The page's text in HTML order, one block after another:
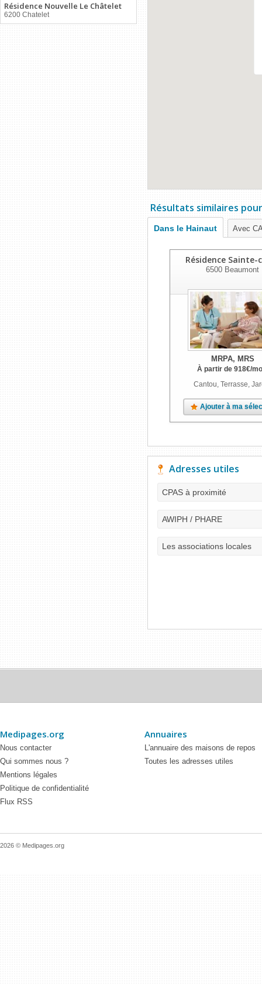
Résidence Nouvelle Le Châtelet
6200 Chatelet
Résultats similaires
Dans le Hainaut Avec
Résidence Sainte-
6500 Beaumont
MRPA, MRS
À partir de 918€/
Cantou, Terrasse,
Ajouter à ma
Adresses utiles
CPAS à proximité
AWIPH / PHARE
Les associations locales
Medipages.org
Nous contacter
Qui sommes nous ?
Mentions légales
Politique de confidentialité
Flux RSS
Annuaires
L'annuaire des maisons de repos
Toutes les adresses utiles
2026 © Medipages.org